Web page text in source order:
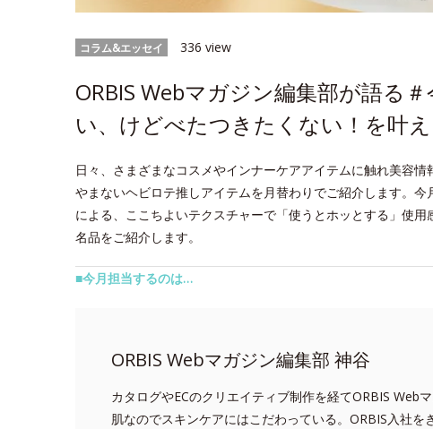
コラム&エッセイ 336 view
ORBIS Webマガジン編集部が語る
い、けどべたつきたくない！を叶
日々、さまざまなコスメやインナーケアアイテムに触れ美容
やまないヘビロテ推しアイテムを月替わりでご紹介します。
による、ここちよいテクスチャーで「使うとホッとする」使
名品をご紹介します。
■今月担当するのは…
ORBIS Webマガジン編集部 神谷
カタログやECのクリエイティブ制作を経てORBIS Web
肌なのでスキンケアにはこだわっている。ORBIS入社を